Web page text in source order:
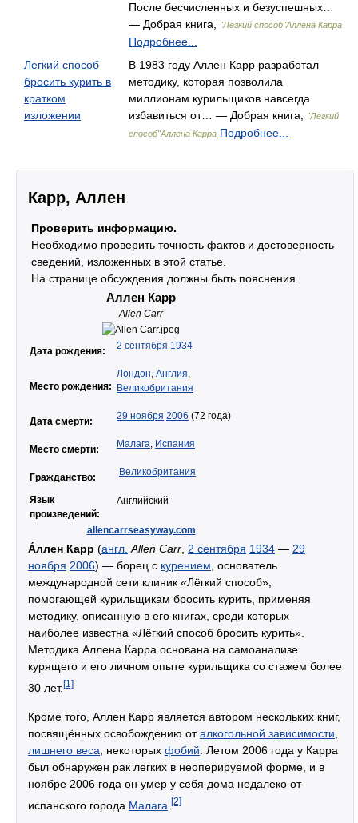
После бесчисленных и безуспешных…
— Добрая книга,
"Легкий способ"Аллена Карра
Подробнее...
Легкий способ
бросить курить в
кратком
изложении
В 1983 году Аллен Карр разработал
методику, которая позволила
миллионам курильщиков навсегда
избавиться от… — Добрая книга,
"Легкий
способ"Аллена Карра Подробнее...
Карр, Аллен
Проверить информацию.
Необходимо проверить точность фактов и достоверность
сведений, изложенных в этой статье.
На странице обсуждения должны быть пояснения.
Аллен Карр
Allen Carr
Дата рождения: 2 сентября 1934
Место рождения:
Лондон, Англия,
Великобритания
Дата смерти: 29 ноября 2006 (72 года)
Место смерти: Малага, Испания
Гражданство: Великобритания
Язык
произведений:
Английский
allencarrseasyway.com
А́ллен Карр (англ. Allen Carr 2 сентября 1934 — 29
ноября 2006) — борец с курением , основатель
международной сети клиник «Лёгкий способ»,
помогающей курильщикам бросить курить, применяя
методику, описанную в его книгах, среди которых
наиболее известна «Лёгкий способ бросить курить».
Методика Аллена Карра основана на самоанализе
курящего и его личном опыте курильщика со стажем более
30 лет.[1]
Кроме того, Аллен Карр является автором нескольких книг,
посвящённых освобождению оталкогольной зависимости
лишнего веса , некоторых фобий . Летом 2006 года у Карра
был обнаружен рак легких в неоперируемой форме, и в
ноябре 2006 года он умер у себя дома недалеко от
испанского города Малага [2]